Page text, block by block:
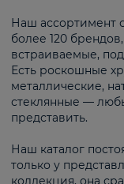
Наш ассортимент
более 120
встраиваемые,
Есть роскошные
металлические,
стеклянные —
представить.
Наш каталог
только у
коллекция, она